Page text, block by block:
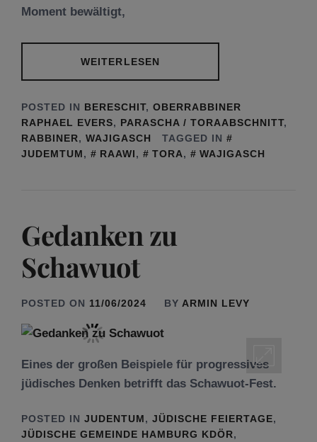
Moment bewältigt,
WEITERLESEN
POSTED IN BERESCHIT, OBERRABBINER
RAPHAEL EVERS, PARASCHA / TORAABSCHNITT,
RABBINER, WAJIGASCH
TAGGED IN
JUDEMTUM, RAAWI, TORA, WAJIGASCH
Gedanken zu
Schawuot
POSTED ON 11/06/2024 BY ARMIN LEVY
Eines der großen Beispiele für progressives
jüdisches Denken betrifft das Schawuot-Fest.
POSTED IN JUDENTUM, JÜDISCHE FEIERTAGE,
JÜDISCHE GEMEINDE HAMBURG KDÖR,